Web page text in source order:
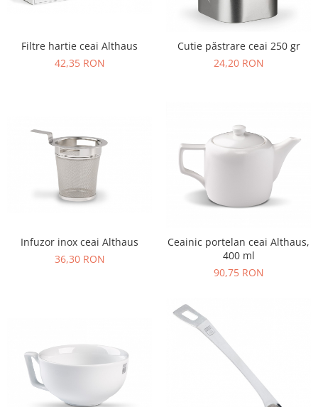
Filtre hartie ceai Althaus
42,35 RON
Cutie păstrare ceai 250 gr
24,20 RON
Infuzor inox ceai Althaus
36,30 RON
Ceainic portelan ceai Althaus,
400 ml
90,75 RON